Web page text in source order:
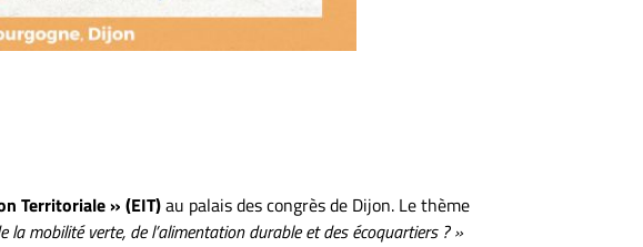
Territoriale » (EIT)au palais des congrès de Dijon. Le thème
mobilité verte, de l’alimentation durable et des écoquartiers ? »